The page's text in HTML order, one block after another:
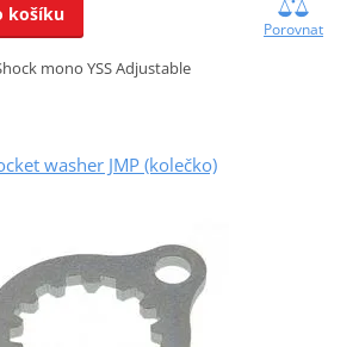
košíku
Porovnat
mono YSS Adjustable
washer JMP (kolečko)